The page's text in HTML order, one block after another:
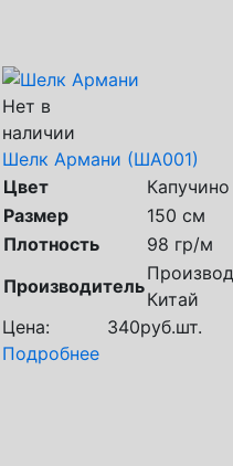
Нет в
наличии
Шелк Армани (ША001)
Цвет
Капучино
Размер
150 см
Плотность
98 гр/м
Производитель
Китай
Цена:
340руб.шт.
Подробнее